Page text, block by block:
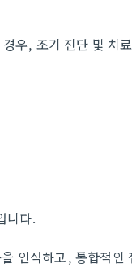
우, 조기 진단 및 치
니다.
인식하고, 통합적인